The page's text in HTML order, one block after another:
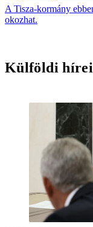
A Tisza-kormány
okozhat.
Külföldi